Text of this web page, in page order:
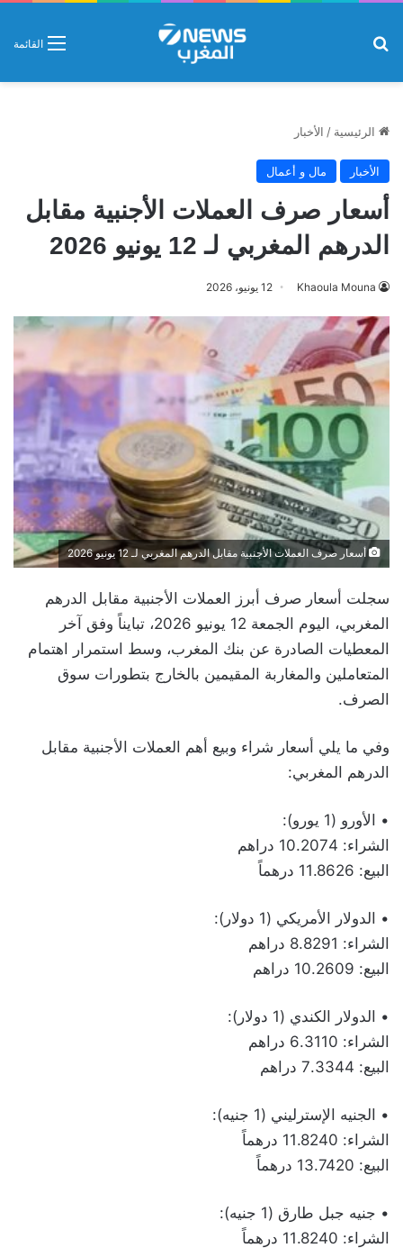
القائمة
الرئيسية / الأخبار
الأخبار مال و أعمال
أسعار صرف العملات الأجنبية مقابل
الدرهم المغربي لـ 12 يونيو 2026
Khaoula Mouna 12 يونيو، 2026
أسعار صرف العملات الأجنبية مقابل الدرهم المغربي لـ 12 يونيو 2026
سجلت أسعار صرف أبرز العملات الأجنبية مقابل الدرهم
المغربي، اليوم الجمعة 12 يونيو 2026، تبايناً وفق آخر
المعطيات الصادرة عن بنك المغرب، وسط استمرار اهتمام
المتعاملين والمغاربة المقيمين بالخارج بتطورات سوق
الصرف.
وفي ما يلي أسعار شراء وبيع أهم العملات الأجنبية مقابل
الدرهم المغربي:
• الأورو (1 يورو):
الشراء: 10.2074 دراهم
البيع: 11.8626 درهماً
• الدولار الأمريكي (1 دولار):
الشراء: 8.8291 دراهم
البيع: 10.2609 دراهم
• الدولار الكندي (1 دولار):
الشراء: 6.3110 دراهم
البيع: 7.3344 دراهم
• الجنيه الإسترليني (1 جنيه):
الشراء: 11.8240 درهماً
البيع: 13.7420 درهماً
• جنيه جبل طارق (1 جنيه):
الشراء: 11.8240 درهماً